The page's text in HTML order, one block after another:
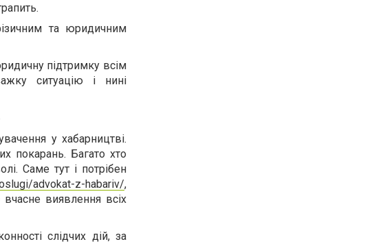
та юридичним
підтримку всім
ситуацію і нині
у хабарництві.
покарань. Багато хто
Саме тут і потрібен
advokat-z-habariv/,
виявлення всіх
слідчих дій, за